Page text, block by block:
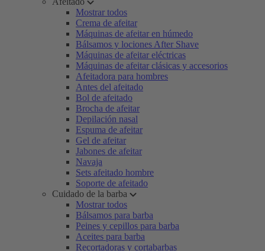
Mostrar todos
Crema de afeitar
Máquinas de afeitar en húmedo
Bálsamos y lociones After Shave
Máquinas de afeitar eléctricas
Máquinas de afeitar clásicas y accesorios
Afeitadora para hombres
Antes del afeitado
Bol de afeitado
Brocha de afeitar
Depilación nasal
Espuma de afeitar
Gel de afeitar
Jabones de afeitar
Navaja
Sets afeitado hombre
Soporte de afeitado
Cuidado de la barba
Mostrar todos
Bálsamos para barba
Peines y cepillos para barba
Aceites para barba
Recortadoras y cortabarbas